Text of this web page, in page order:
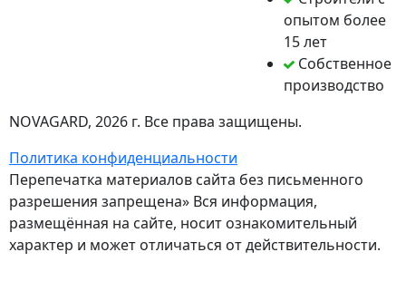
опытом более
15 лет
Собственное
производство
NOVAGARD, 2026 г. Все права защищены.
Политика конфиденциальности
Перепечатка материалов сайта без письменного
разрешения запрещена» Вся информация,
размещённая на сайте, носит ознакомительный
характер и может отличаться от действительности.